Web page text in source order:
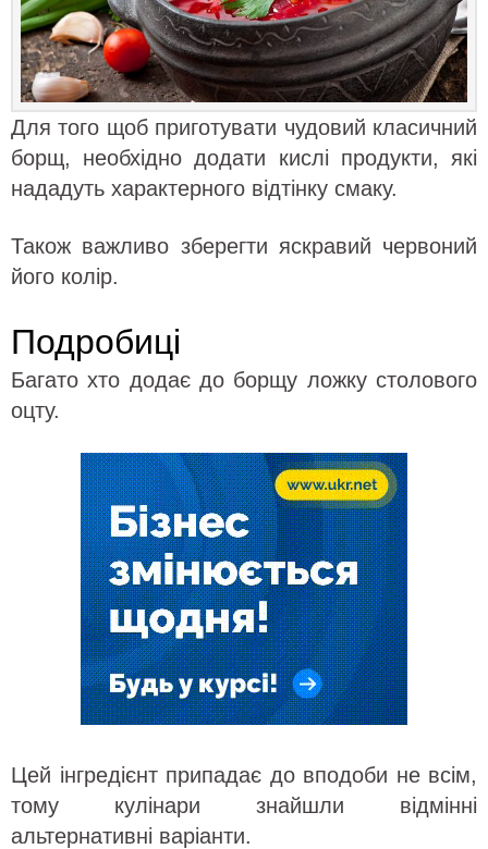
Для того щоб приготувати чудовий класичний
борщ, необхідно додати кислі продукти, які
нададуть характерного відтінку смаку.
Також важливо зберегти яскравий червоний
його колір.
Подробиці
Багато хто додає до борщу ложку столового
оцту.
Цей інгредієнт припадає до вподоби не всім,
тому кулінари знайшли відмінні
альтернативні варіанти.